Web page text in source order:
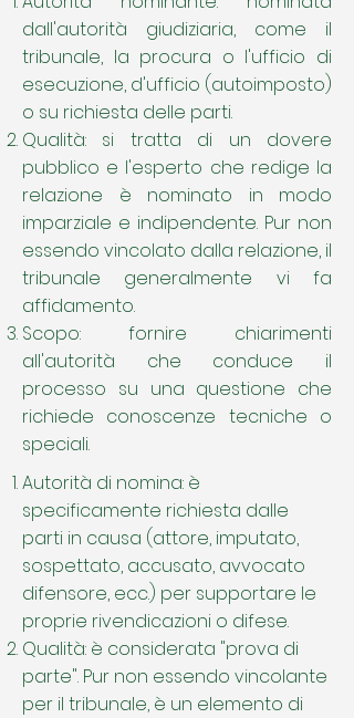
dall'autorità giudiziaria, come il
tribunale, la procura o l'ufficio di
esecuzione, d'ufficio (autoimposto)
o su richiesta delle parti.
Qualità: si tratta di un dovere
pubblico e l'esperto che redige la
relazione è nominato in modo
imparziale e indipendente. Pur non
essendo vincolato dalla relazione, il
tribunale generalmente vi fa
affidamento.
Scopo: fornire chiarimenti
all'autorità che conduce il
processo su una questione che
richiede conoscenze tecniche o
speciali.
Autorità di nomina: è
specificamente richiesta dalle
parti in causa (attore, imputato,
sospettato, accusato, avvocato
difensore, ecc.) per supportare le
proprie rivendicazioni o difese.
Qualità: è considerata "prova di
parte". Pur non essendo vincolante
per il tribunale, è un elemento di